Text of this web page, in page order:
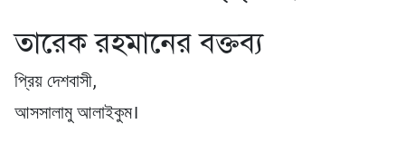
তারেক রহমানের বক্তব্য
প্রিয় দেশবাসী,
আসসালামু আলাইকুম।